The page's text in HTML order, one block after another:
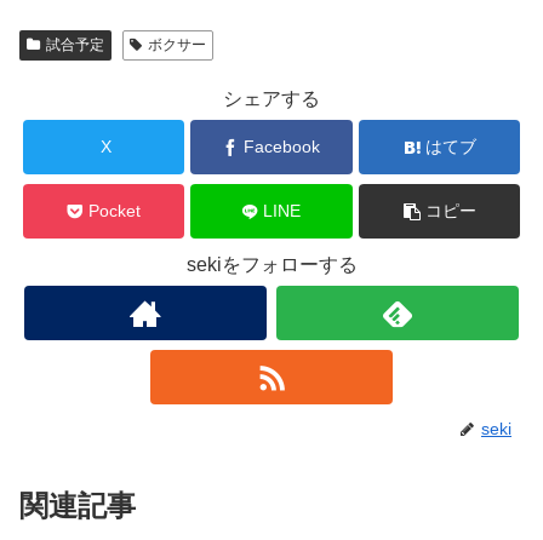
試合予定 ボクサー
シェアする
X Facebook はてブ
Pocket LINE コピー
sekiをフォローする
seki
関連記事